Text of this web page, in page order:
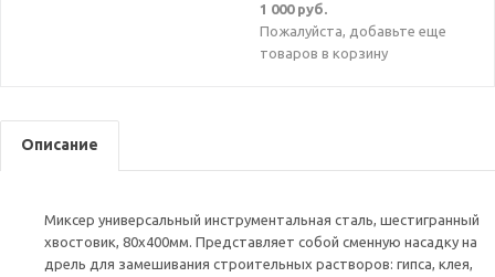
1 000 руб.
Пожалуйста, добавьте еще
товаров в корзину
Описание
Миксер универсальный инструментальная сталь, шестигранный
хвостовик, 80х400мм. Представляет собой сменную насадку на
дрель для замешивания строительных растворов: гипса, клея,